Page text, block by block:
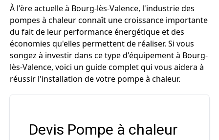
À l'ère actuelle à Bourg-lès-Valence, l'industrie des
pompes à chaleur connaît une croissance importante
du fait de leur performance énergétique et des
économies qu'elles permettent de réaliser. Si vous
songez à investir dans ce type d'équipement à Bourg-
lès-Valence, voici un guide complet qui vous aidera à
réussir l'installation de votre pompe à chaleur.
Devis Pompe à chaleur